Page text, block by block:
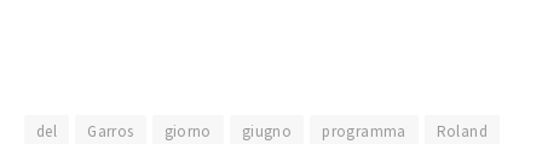
del Garros giorno giugno programma
Roland